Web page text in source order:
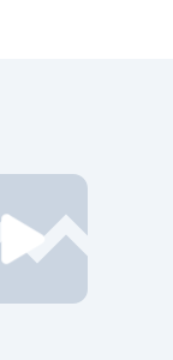
到合理设计预期，属于
。申请：恳请监管部门
障开展缺陷线索核查，
陷汽车产品召回条件，
；3、7个工作日内出
开通维修绿色通道；4
，后续该缺陷引发的发
免费维修，恳请平台介
巡航，车辆毫无征兆地
报，随即瞬间失控向右
运气眷顾，后果不堪设
“高阶智驾”，在实际高